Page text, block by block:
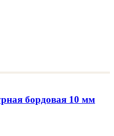
бордовая 10 мм